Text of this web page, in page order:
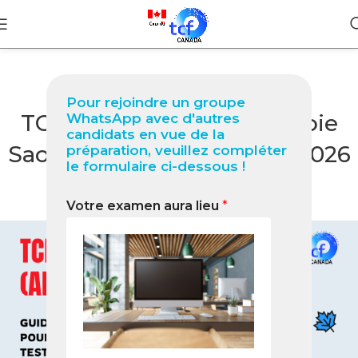
Pour rejoindre un groupe
WhatsApp avec d'autres
candidats en vue de la
préparation, veuillez compléter
le formulaire ci-dessous !
Votre examen aura lieu *
BLOG
TCF Canada à Al‑Ula (Arabie
Saoudite) Guide complet 2026
NabilOn janvier 21, 2026